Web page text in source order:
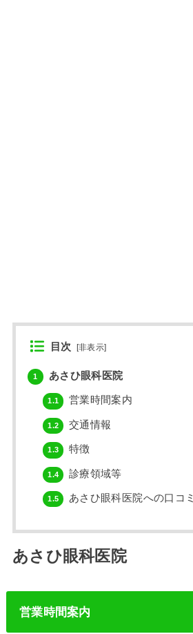
目次 [非表示]
1 あさひ眼科医院
1.1 営業時間案内
1.2 交通情報
1.3 特徴
1.4 診療領域等
1.5 あさひ眼科医院への口コミ
あさひ眼科医院
営業時間案内